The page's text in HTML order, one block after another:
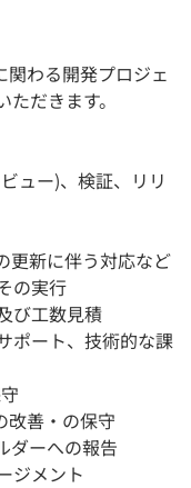
わる開発プロジェ
だきます。
ュー)、検証、リリ
更新に伴う対応など
の実行
び工数見積
ポート、技術的な課
改善・の保守
ダーへの報告
ジメント